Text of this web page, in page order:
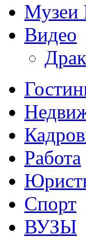
Музеи
Видео
Работа
Спорт
ВУЗЫ